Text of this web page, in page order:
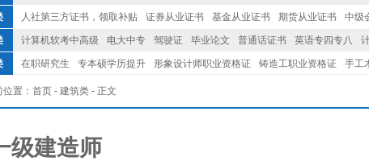
人社第三方证书，领取补贴 证券从业证书 基金从业证书 期货从业证书 中级
理财规划师
人力资源资格证 会计从业资格证 >>
计算机软考中高级 电大中专 驾驶证 毕业论文 普通话证书 英语专四专八
在职研究生 专本硕学历提升 形象设计师职业资格证 铸造工职业资格证 手工
食品检验工职业资格证
位置： 首页 - 建筑类 - 正文
级建造师